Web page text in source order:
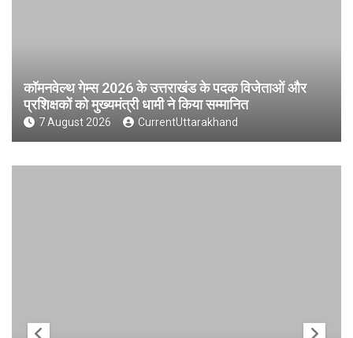
कॉमनवेल्थ गेम्स 2026 के उत्तराखंड के पदक विजेताओं और
प्रशिक्षकों को मुख्यमंत्री धामी ने किया सम्मानित
7 August 2026 CurrentUttarakhand